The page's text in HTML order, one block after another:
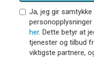
Ja, jeg gir
personopplysninger
her. Dette betyr at
tjenester og tilbud
viktigste partnere,